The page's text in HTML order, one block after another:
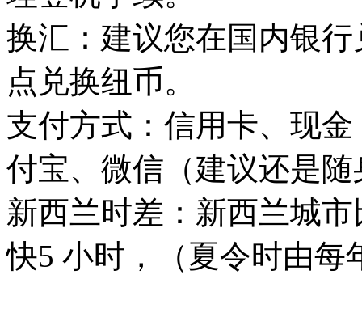
换汇：建议您在国内银
点兑换纽币。
支付方式：信用卡、现
付宝、微信（建议还是
新西兰时差：新西兰城
快5 小时，（夏令时由每